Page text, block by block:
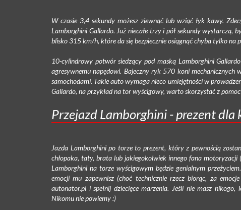
W czasie 3,4 sekundy możesz ziewnąć lub wziąć łyk kawy.
Lamborghini Gallardo. Już niecałe trzy i pół sekundy wystarczą,
blisko 315 km/h, które da się bezpiecznie osiągnąć chyba tylko na
10-cylindrowy potwór siedzący pod maską Lamborghini
agresywnemu napędowi. Bajeczny ryk 570 koni
samochodami. Takie auto wymaga nieco umiejętności w
Gallardo, na przykład na tor wyścigowy, warto skorzystać z
Przejazd Lamborghini - prezent dla
Jazda Lamborghini po torze to prezent, który z pewnością
chłopaka, taty, brata lub jakiegokolwiek innego fana motoryzacji
Lamborghini na torze wyścigowym będzie genialnym
emocji mu zapewnisz (choć technicznie rzecz biorąc, za
autonator.pl i spełnij dziecięce marzenia. Jeśli nie masz
Nikomu nie powiemy :)